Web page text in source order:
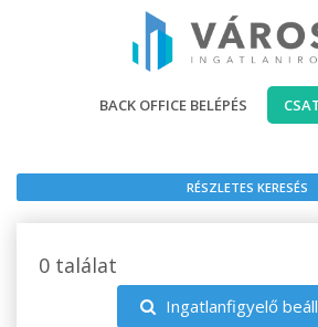
BACK OFFICE BELÉPÉS
RÉSZLETES KERESÉS
0 találat
Ingatlanfigyelő